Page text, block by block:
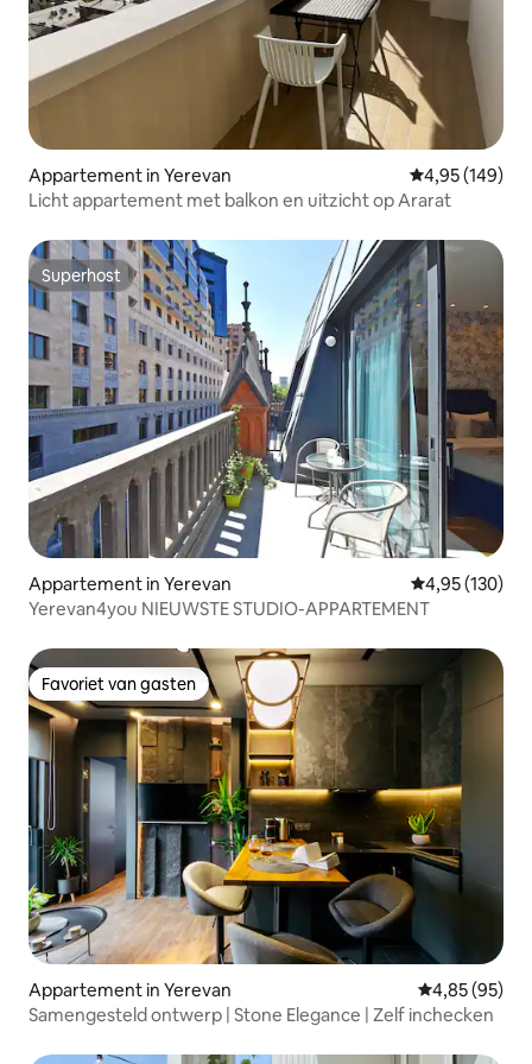
Appartement in Yerevan Gemiddelde
4,95 (149)
Licht appartement met balkon en uitzicht op Ararat
Superhost
Superhost
Appartement in Yerevan Gemiddelde
4,95 (130)
Yerevan4you NIEUWSTE STUDIO-APPARTEMENT
Favoriet van gasten
Favoriet van gasten
Appartement in Yerevan Gemiddelde
4,85 (95)
Samengesteld ontwerp | Stone Elegance | Zelf inchecken